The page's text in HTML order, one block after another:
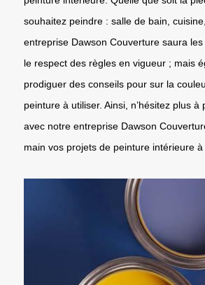
souhaitez peindre : salle de bain,
entreprise Dawson Couverture saura
le respect des règles en vigueur ; mais
prodiguer des conseils pour sur la
peinture à utiliser. Ainsi, n’hésitez plus à
avec notre entreprise Dawson
main vos projets de peinture intérieure à